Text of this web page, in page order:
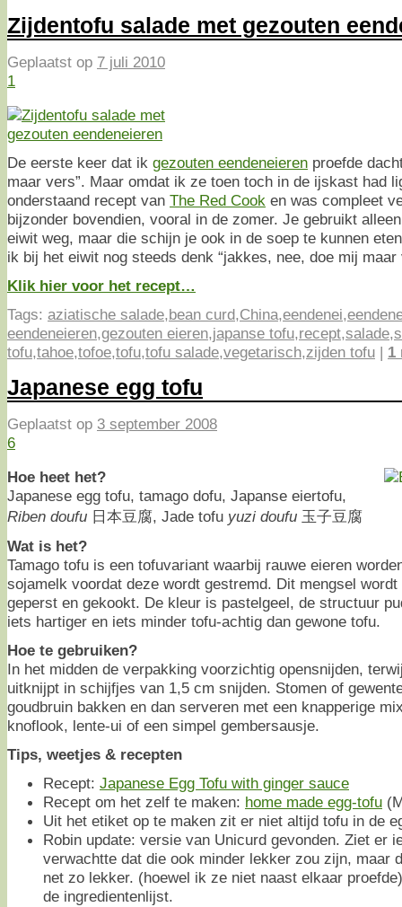
Zijdentofu salade met gezouten
Geplaatst op 7 juli 2010
1
De eerste keer dat ik gezouten eendeneieren proefde
maar vers”. Maar omdat ik ze toen toch in de ijskast had
onderstaand recept van The Red Cook en was compleet
bijzonder bovendien, vooral in de zomer. Je gebruikt
eiwit weg, maar die schijn je ook in de soep te kunnen
ik bij het eiwit nog steeds denk “jakkes, nee, doe mij maar
Klik hier voor het recept…
Tags: aziatische salade,bean curd,China,eendenei,
eendeneieren,gezouten eieren,japanse tofu,recept,salade,
tofu,tahoe,tofoe,tofu,tofu salade,vegetarisch,zijden tofu | 1
Japanese egg tofu
Geplaatst op 3 september 2008
6
Hoe heet het?
Japanese egg tofu, tamago dofu, Japanse eiertofu,
Riben doufu 日本豆腐, Jade tofu yuzi doufu 玉子豆腐
Wat is het?
Tamago tofu is een tofuvariant waarbij rauwe eieren
sojamelk voordat deze wordt gestremd. Dit mengsel
geperst en gekookt. De kleur is pastelgeel, de structuur
iets hartiger en iets minder tofu-achtig dan gewone tofu.
Hoe te gebruiken?
In het midden de verpakking voorzichtig opensnijden,
uitknijpt in schijfjes van 1,5 cm snijden. Stomen of
goudbruin bakken en dan serveren met een knapperige
knoflook, lente-ui of een simpel gembersausje.
Tips, weetjes & recepten
Recept: Japanese Egg Tofu with ginger sauce
Recept om het zelf te maken: home made egg-tofu
Uit het etiket op te maken zit er niet altijd tofu in de
Robin update: versie van Unicurd gevonden. Ziet er
verwachtte dat die ook minder lekker zou zijn, maar
net zo lekker. (hoewel ik ze niet naast elkaar
de ingredientenlijst.